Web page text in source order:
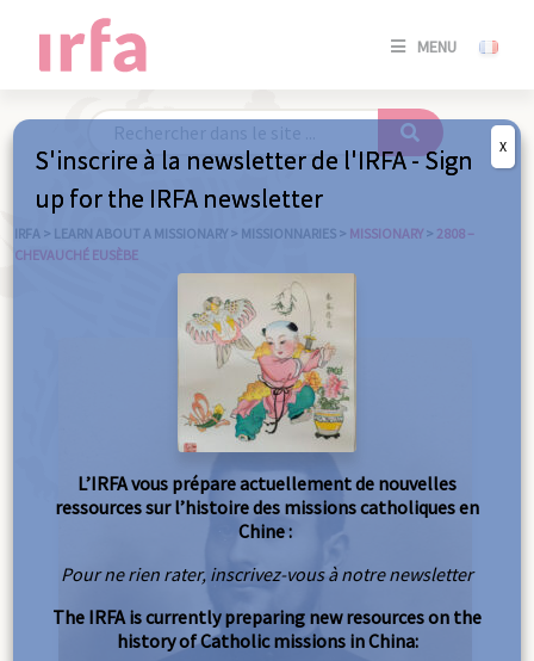
MENU
SE
/
IRFA > LEARN ABOUT A MISSIONARY > MISSIONNARIES > MISSIONARY > 2808 –
CHEVAUCHÉ EUSÈBE
S'inscrire à la newsletter de l'IRFA - Sign
up for the IRFA newsletter
L’IRFA vous prépare actuellement de nouvelles
ressources sur l’histoire des missions catholiques en
Chine :
Pour ne rien rater, inscrivez-vous à notre newsletter
The IRFA is currently preparing new resources on the
history of Catholic missions in China:
X